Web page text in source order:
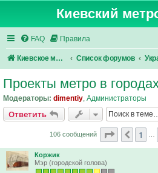
Киевский
FAQ Правила
Киевское метро Список форумов
Проекты метро в
Модераторы: dimentiy, Администраторы
Ответить
106 сообщений Страница
Пред.
1 …
Коржик
Мэр (городской голова)